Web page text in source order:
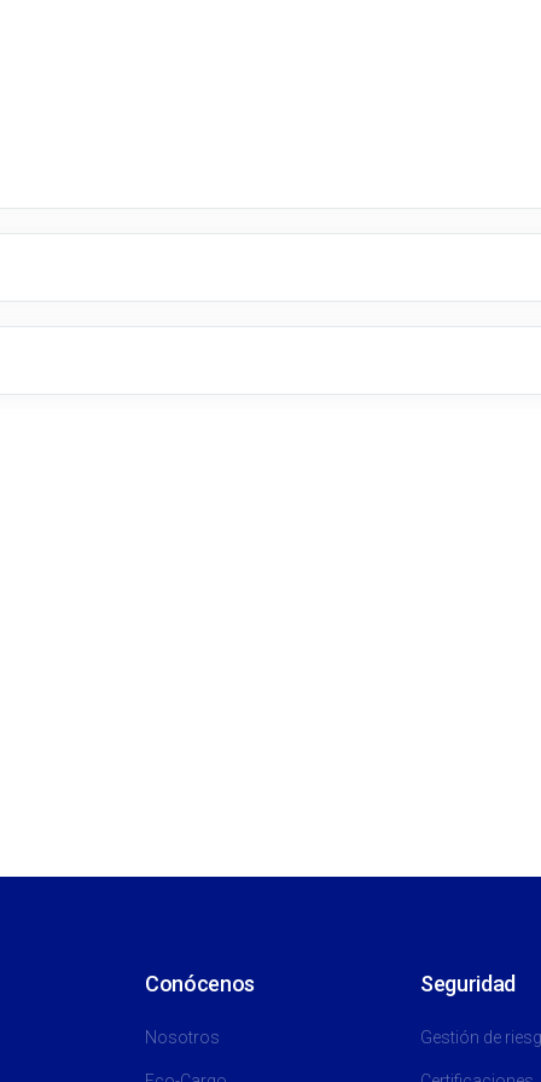
Conócenos
Nosotros
Seguridad
Gestión de